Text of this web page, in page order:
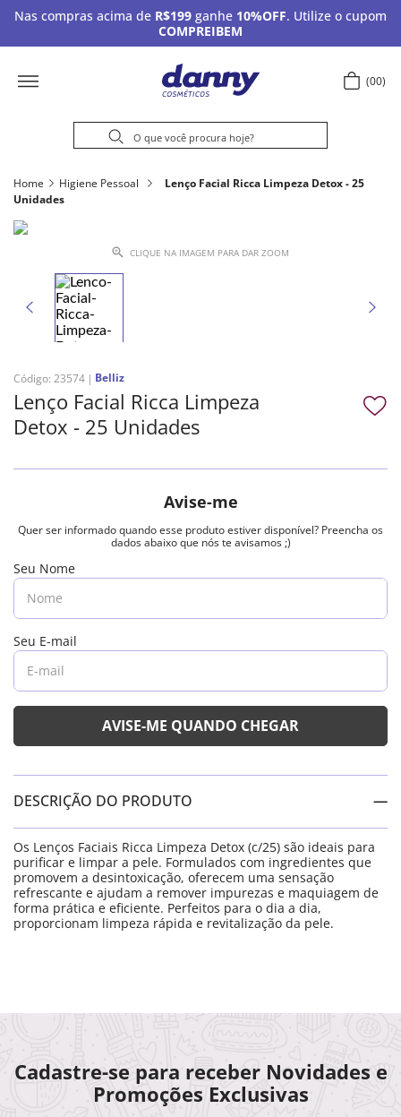
Nas compras acima de R$199 ganhe 10%OFF. Utilize o cupom
COMPREIBEM
00
Home Higiene Pessoal
Lenço Facial Ricca Limpeza Detox - 25
Unidades
CLIQUE NA IMAGEM PARA DAR ZOOM
Código: 23574 Belliz
Lenço Facial Ricca Limpeza
Detox - 25 Unidades
DESCRIÇÃO DO PRODUTO
Os Lenços Faciais Ricca Limpeza Detox (c/25) são ideais para
purificar e limpar a pele. Formulados com ingredientes que
promovem a desintoxicação, oferecem uma sensação
refrescante e ajudam a remover impurezas e maquiagem de
forma prática e eficiente. Perfeitos para o dia a dia,
proporcionam limpeza rápida e revitalização da pele.
Cadastre-se para receber Novidades e
Promoções Exclusivas